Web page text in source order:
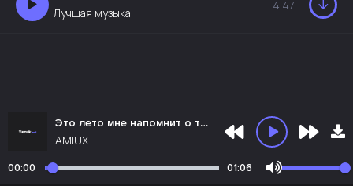
Лучшая музыка
4:47
Это лето мне напомнит о тебе
AMIUX
00:00 01:06